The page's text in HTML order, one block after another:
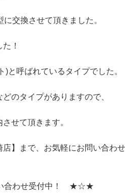
交換させて頂きました。
！
と呼ばれているタイプでした。
のタイプがありますので、
せて頂きます。
】まで、お気軽にお問い合わ
合わせ受付中！ ★☆★